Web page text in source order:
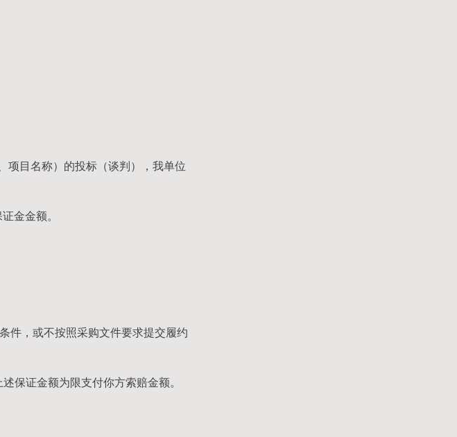
项目名称）的投标（谈判），我单位
金金额。
件，或不按照采购文件要求提交履约
保证金额为限支付你方索赔金额。